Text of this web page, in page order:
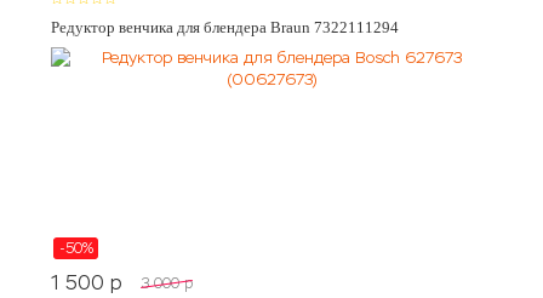
Редуктор венчика для блендера Braun 7322111294
-50%
1 500 p 3 000 p